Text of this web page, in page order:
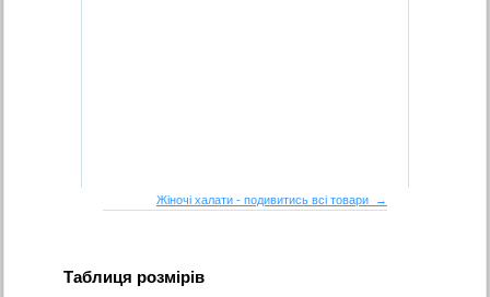
Жіночі халати - подивитись всі товари →
Таблиця розмірів